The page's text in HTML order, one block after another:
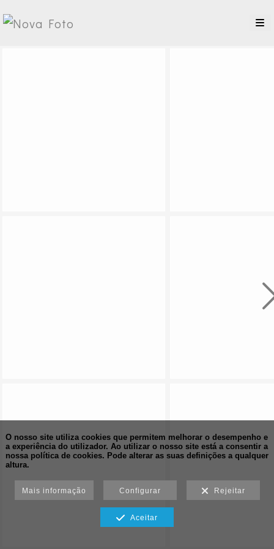
O nosso site utiliza cookies que permitem melhorar o desempenho e
a experiência do utilizador. Ao utilizar o nosso site está a consentir a
nossa política de cookies. Pode alterar as suas definições a qualquer
altura.
Mais informação Configurar Rejeitar
Aceitar